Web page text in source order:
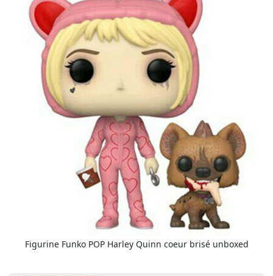
Figurine Funko POP Harley Quinn coeur brisé unboxed